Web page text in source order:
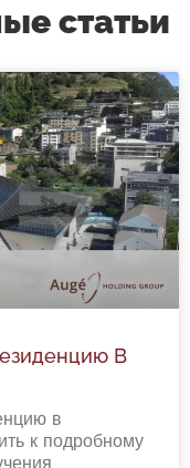
статьи
В
в
к подробному